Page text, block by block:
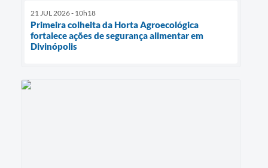
21 JUL 2026 - 10h18
Primeira colheita da Horta Agroecológica
fortalece ações de segurança alimentar em
Divinópolis